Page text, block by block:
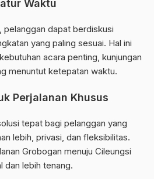
Waktu
pelanggan dapat berdiskusi
yang paling sesuai. Hal ini
acara penting, kunjungan
menuntut ketepatan waktu.
Perjalanan Khusus
tepat bagi pelanggan yang
lebih, privasi, dan fleksibilitas.
Grobogan menuju Cileungsi
dan lebih tenang.